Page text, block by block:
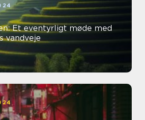
Et eventyrligt møde med
vandveje